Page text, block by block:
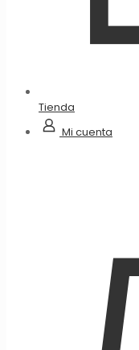
Tienda
Mi cuenta